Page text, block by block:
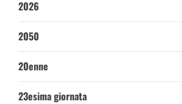
2026
2050
20enne
23esima giornata